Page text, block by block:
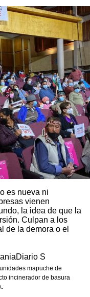
es nueva ni
vienen
la idea de que la
Culpan a los
de la demora o el
S
mapuche de
incinerador de basura